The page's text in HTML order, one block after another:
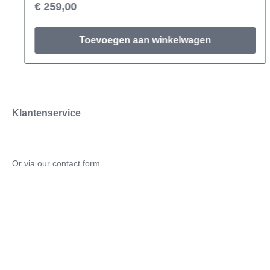
uitloop voorkomt klontvorming in de koffiemaling en
en zonder problemen uit de molen stroomt.
€ 259,00
Toevoegen aan winkelwagen
Klantenservice
Or via our contact form